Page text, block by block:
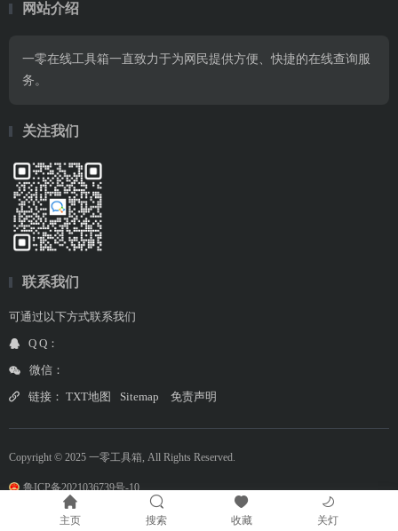
网站介绍
一零在线工具箱一直致力于为网民提供方便、快捷的在线查询服
务。
关注我们
联系我们
可通过以下方式联系我们
Q Q：
微信：
链接： TXT地图 Sitemap 免责声明
Copyright © 2025 一零工具箱, All Rights Reserved.
鲁ICP备2021036739号-10
主页 搜索 收藏 关灯